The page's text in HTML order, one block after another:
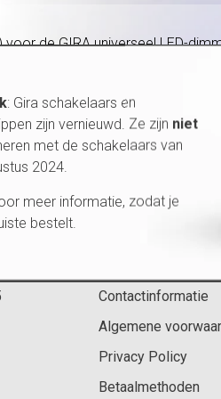
de GIRA universeel LED-
55,95 -
Contactinformatie
Algemene
Privacy Policy
Betaalmethoden
: Gira schakelaars en
zijn vernieuwd. Ze zijn niet
met de schakelaars van
2024.
meer informatie, zodat je
bestelt.